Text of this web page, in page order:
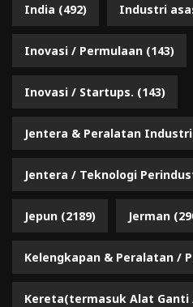
India (492) Industri
Inovasi / Permulaan (143)
Inovasi / Startups. (143)
Jentera & Peralatan
Jentera / Teknologi
Jepun (2189) Jerman
Kelengkapan & Peralatan /
Kereta(termasuk Alat Ganti